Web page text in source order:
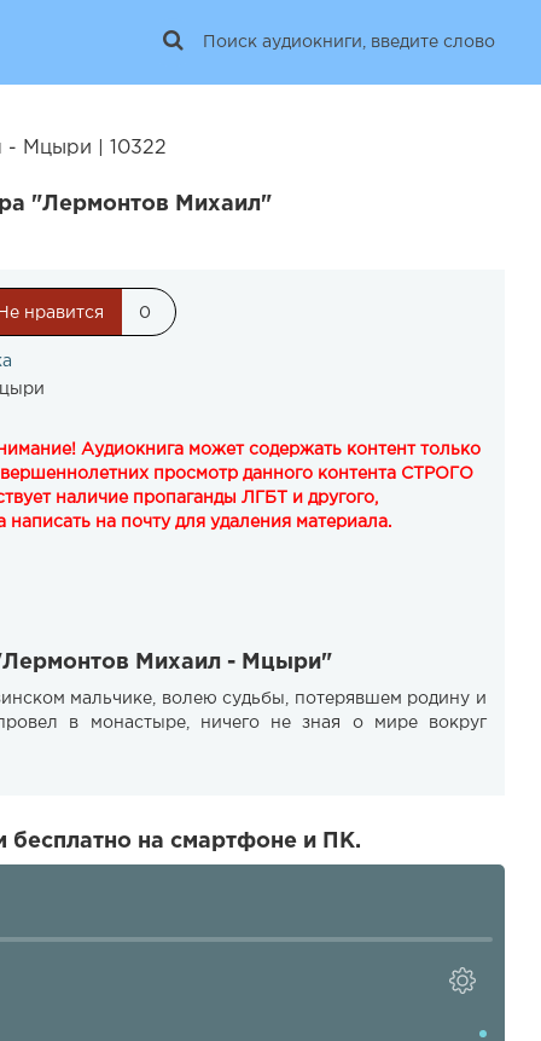
- Мцыри | 10322
"Лермонтов Михаил"
нравится 0
Аудиокнига может содержать контент только
просмотр данного контента СТРОГО
наличие пропаганды ЛГБТ и другого,
на почту для удаления материала.
Михаил - Мцыри"
мальчике, волею судьбы, потерявшем родину и
в монастыре, ничего не зная о мире вокруг
на смартфоне и ПК.